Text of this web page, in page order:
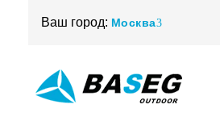
Ваш город: Москва